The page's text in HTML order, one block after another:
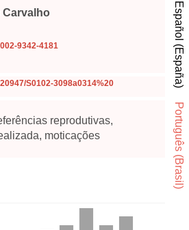
Carvalho
9342-4181
S0102-3098a0314%20
reprodutivas,
moticações
Español (España)
Português (Brasil)